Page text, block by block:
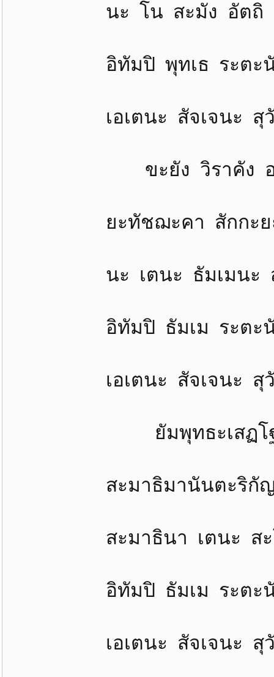
นะ โน สะมัง อัตถิ ตะ
อิทัมปิ พุทเธ ระตะนั
เอเตนะ สัจเจนะ สุวั
ขะยัง วิราคัง อะม
ยะทัชฌะคา สักกะยะ
นะ เตนะ ธัมเมนะ ส
อิทัมปิ ธัมเม ระตะนั
เอเตนะ สัจเจนะ สุวั
ยัมพุทธะเสฏโฐ ป
สะมาธิมานันตะริกัญ
สะมาธินา เตนะ สะโ
อิทัมปิ ธัมเม ระตะนั
เอเตนะ สัจเจนะ สุวั